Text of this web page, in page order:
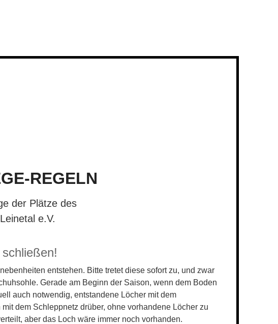
REGELN
der Plätze des
e.V.
entstehen. Bitte tretet diese sofort zu, und zwar
Gerade am Beginn der Saison, wenn dem Boden
auch notwendig, entstandene Löcher mit dem
dem Schleppnetz drüber, ohne vorhandene Löcher zu
aber das Loch wäre immer noch vorhanden.